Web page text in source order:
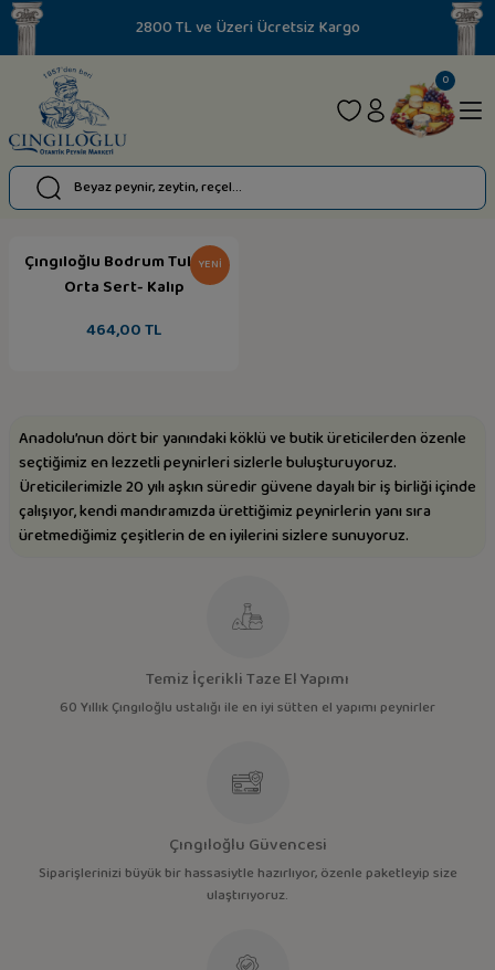
2800 TL ve Üzeri Ücretsiz Kargo
0
YENI
Çıngıloğlu Bodrum Tulumu
Orta Sert- Kalıp
464,00 TL
Anadolu’nun dört bir yanındaki köklü ve butik üreticilerden özenle
seçtiğimiz en lezzetli peynirleri sizlerle buluşturuyoruz.
Üreticilerimizle 20 yılı aşkın süredir güvene dayalı bir iş birliği içinde
çalışıyor, kendi mandıramızda ürettiğimiz peynirlerin yanı sıra
üretmediğimiz çeşitlerin de en iyilerini sizlere sunuyoruz.
Temiz İçerikli Taze El Yapımı
60 Yıllık Çıngıloğlu ustalığı ile en iyi sütten el yapımı peynirler
Çıngıloğlu Güvencesi
Siparişlerinizi büyük bir hassasiytle hazırlıyor, özenle paketleyip size
ulaştırıyoruz.